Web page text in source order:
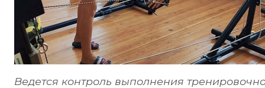
Ведется контроль выполнения